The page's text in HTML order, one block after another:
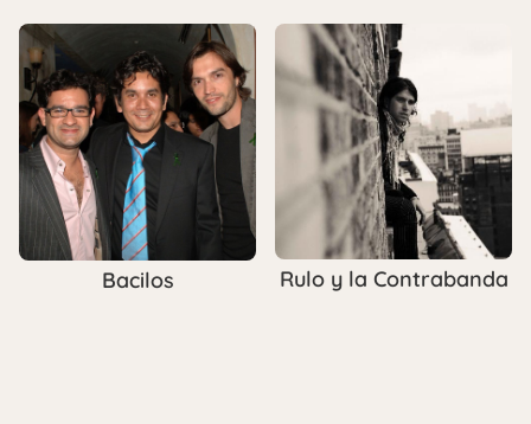
Bacilos Rulo y la Contrabanda